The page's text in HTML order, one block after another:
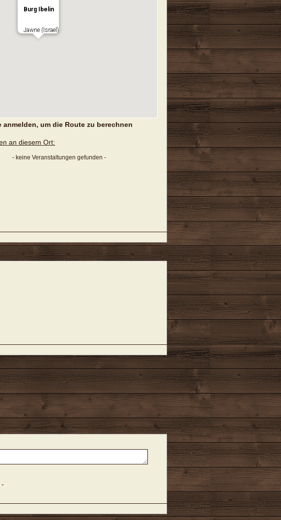
Burg Ibelin
Jawne (Israel)
anmelden, um die Route zu berechnen
an diesem Ort:
- keine Veranstaltungen gefunden -